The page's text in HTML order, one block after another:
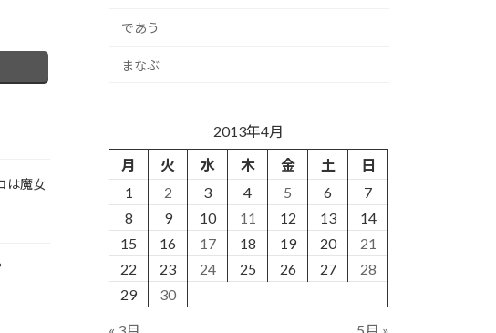
は魔女
であう
まなぶ
2013年4月
月
火 水 木 金 土
日
1
2 3 4 5 6
7
8
9 10 11 12 13
14
15
16 17 18 19 20
21
22
23 24 25 26 27
28
29
30
« 3月 5月 »